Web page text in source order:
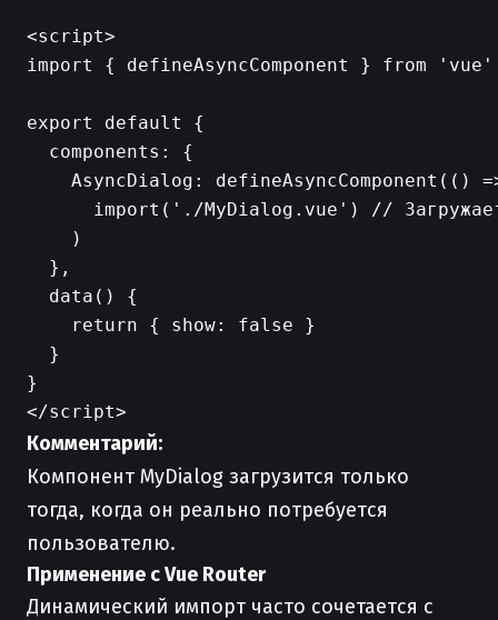
<script>
import { defineAsyncComponent } from 'vue'
export default {
  components: {
AsyncDialog: defineAsyncComponent(()
import('./MyDialog.vue') //
    )
  },
  data() {
    return { show: false }
  }
}
Комментарий:
Компонент MyDialog загрузится только
тогда, когда он реально потребуется
пользователю.
Применение с Vue Router
Динамический импорт часто сочетается с